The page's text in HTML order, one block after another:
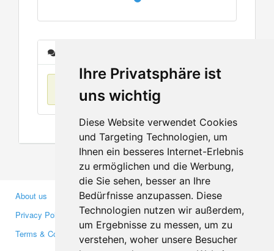
Ihre Privatsphäre ist
uns wichtig
Diese Website verwendet Cookies
und Targeting Technologien, um
Ihnen ein besseres Internet-Erlebnis
zu ermöglichen und die Werbung,
die Sie sehen, besser an Ihre
Bedürfnisse anzupassen. Diese
Technologien nutzen wir außerdem,
um Ergebnisse zu messen, um zu
verstehen, woher unsere Besucher
No items found
About us
Privacy Policy
Terms & Conditions
Business Partners
Investors